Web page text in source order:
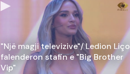
"Një magji televizive"/ Ledion Liço
falenderon stafin e "Big Brother
Vip"